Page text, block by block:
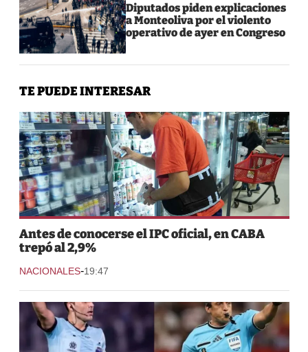
Diputados piden explicaciones
a Monteoliva por el violento
operativo de ayer en Congreso
TE PUEDE INTERESAR
Antes de conocerse el IPC oficial, en CABA
trepó al 2,9%
NACIONALES-19:47